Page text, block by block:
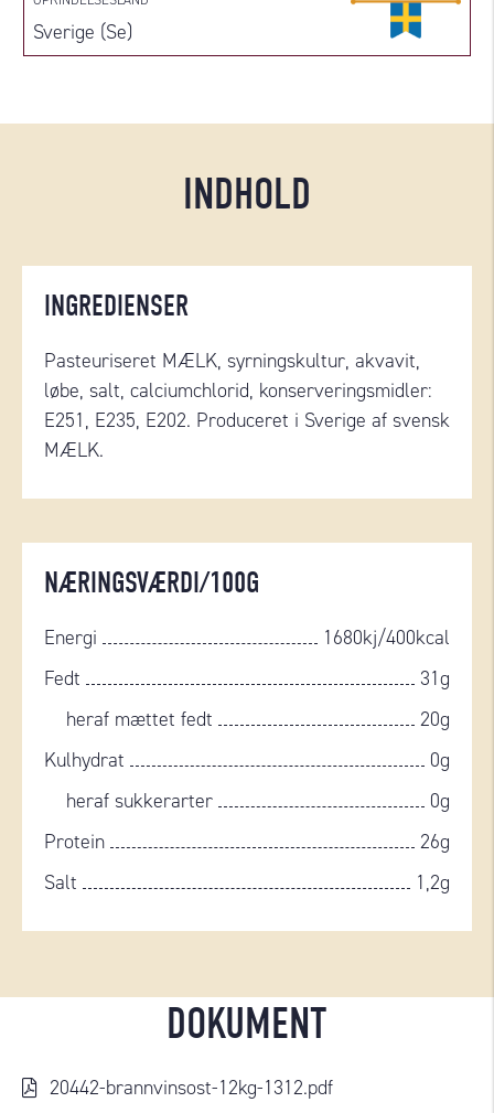
Sverige (Se)
INDHOLD
INGREDIENSER
Pasteuriseret MÆLK, syrningskultur, akvavit,
løbe, salt, calciumchlorid, konserveringsmidler:
E251, E235, E202. Produceret i Sverige af svensk
MÆLK.
NÆRINGSVÆRDI/100G
Energi
1680kj/400kcal
Fedt
31g
heraf mættet fedt
20g
Kulhydrat
0g
heraf sukkerarter
0g
Protein
26g
Salt
1,2g
DOKUMENT
20442-brannvinsost-12kg-1312.pdf